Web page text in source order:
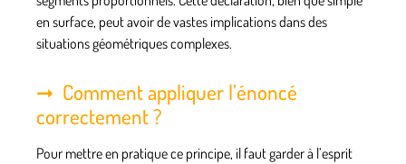
en surface, peut avoir de vastes implications dans des
situations géométriques complexes.
Comment appliquer l’énoncé
correctement ?
Pour mettre en pratique ce principe, il faut garder à l’esprit